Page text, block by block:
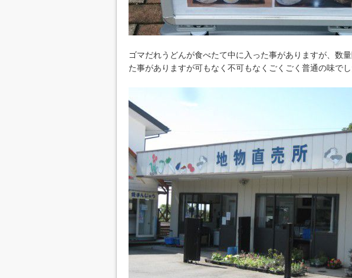
ゴマだれうどんが食べたて中に入った事がありますが、数
た事がありますが可もなく不可もなくごくごく普通の味でし